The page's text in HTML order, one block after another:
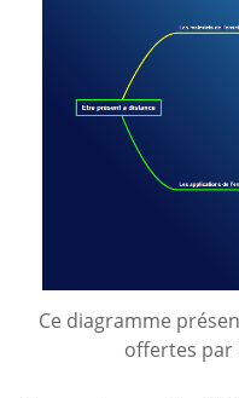
Ce diagramme
offertes par